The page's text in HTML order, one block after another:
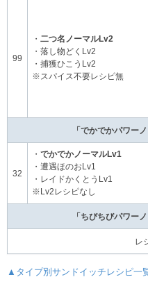
99
・ 二つ名ノーマルLv2
・落し物どくLv2
・捕獲ひこうLv2
※スパイス不要レシピ無
「でかでかパワー
32
・ でかでかノーマルLv1
・遭遇ほのおLv1
・レイドかくとうLv1
※Lv2レシピなし
「ちびちびパワー
レ
▲タイプ別サンドイッチレシピ一